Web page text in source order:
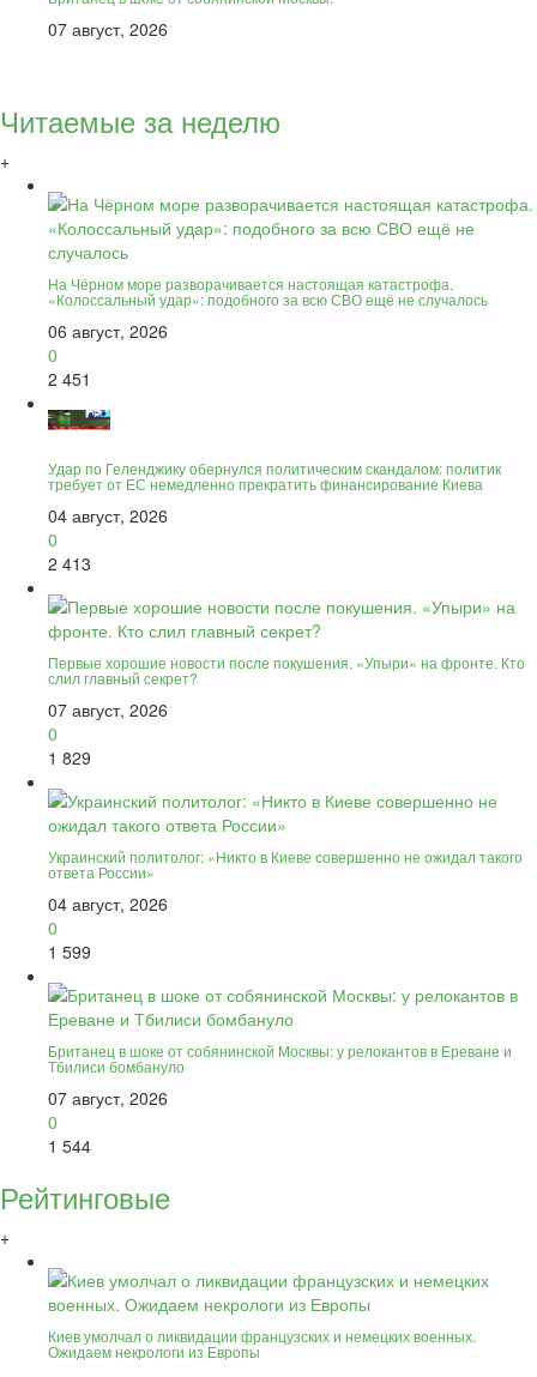
07 август, 2026
Читаемые за неделю
+
На Чёрном море разворачивается настоящая катастрофа.
«Колоссальный удар»: подобного за всю СВО ещё не случалось
06 август, 2026
0
2 451
Удар по Геленджику обернулся политическим скандалом: политик
требует от ЕС немедленно прекратить финансирование Киева
04 август, 2026
0
2 413
Первые хорошие новости после покушения. «Упыри» на фронте. Кто
слил главный секрет?
07 август, 2026
0
1 829
Украинский политолог: «Никто в Киеве совершенно не ожидал такого
ответа России»
04 август, 2026
0
1 599
Британец в шоке от собянинской Москвы: у релокантов в Ереване и
Тбилиси бомбануло
07 август, 2026
0
1 544
Рейтинговые
+
Киев умолчал о ликвидации французских и немецких военных.
Ожидаем некрологи из Европы